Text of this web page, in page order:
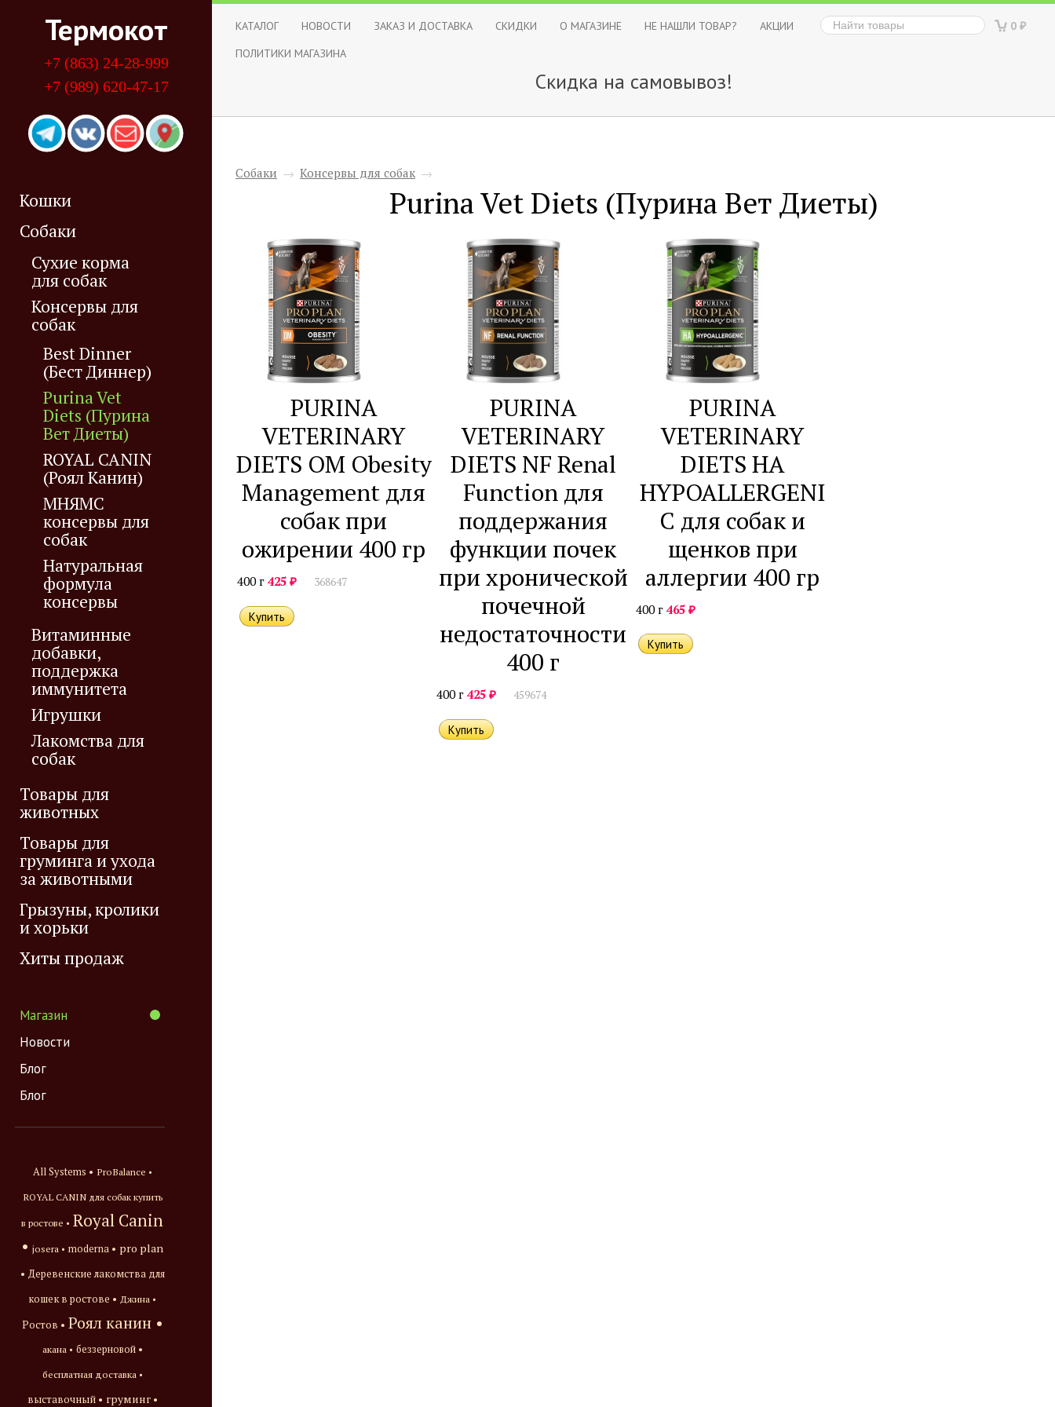
Термокот
+7 (863) 24-28-999
+7 (989) 620-47-17
Кошки
Собаки
Сухие корма
для собак
Консервы для
собак
Best Dinner
(Бест Диннер)
Purina Vet
Diets (Пурина
Вет Диеты)
ROYAL CANIN
(Роял Канин)
МНЯМС
консервы для
собак
Натуральная
формула
консервы
Витаминные
добавки,
поддержка
иммунитета
Игрушки
Лакомства для
собак
Товары для
животных
Товары для
груминга и ухода
за животными
Грызуны, кролики
и хорьки
Хиты продаж
Магазин
Новости
Блог
Блог
All Systems • ProBalance •
ROYAL CANIN для собак купить
в ростове • Royal Canin
• josera • moderna • pro plan
• Деревенские лакомства для
кошек в ростове • Джина •
Ростов • Роял канин •
акана • беззерновой •
бесплатная доставка •
выставочный • груминг •
0 ₽
КАТАЛОГ НОВОСТИ ЗАКАЗ И ДОСТАВКА СКИДКИ О МАГАЗИНЕ НЕ НАШЛИ ТОВАР?
АКЦИИ
ПОЛИТИКИ МАГАЗИНА
Скидка на самовывоз!
Собаки → Консервы для собак →
Purina Vet Diets (Пурина Вет Диеты)
PURINA
VETERINARY
DIETS OM Obesity
Management для
собак при
ожирении 400 гр
400 г 425 ₽ 368647
PURINA
VETERINARY
DIETS NF Renal
Function для
поддержания
функции почек
при хронической
почечной
недостаточности
400 г
400 г 425 ₽ 459674
PURINA
VETERINARY
DIETS HA
HYPOALLERGENI
C для собак и
щенков при
аллергии 400 гр
400 г 465 ₽